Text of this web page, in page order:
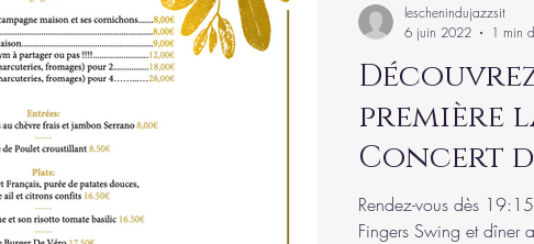
première
Concert
vous
Rendez-vous dès
Fingers Swing et dîner
leschenindujazzsit
6 juin 2022
1 min